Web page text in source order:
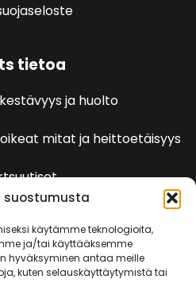
suostumusta
käytämme teknologioita,
ja/tai käyttääksemme
hyväksyminen antaa meille
kuten selauskäyttäytymistä tai
tietoa
ja huolto
mitat ja heittoetäisyys
sääntöjä
säännöt